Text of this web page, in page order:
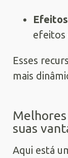
Efeitos
efeitos
Esses
mais
suas
Aqui está